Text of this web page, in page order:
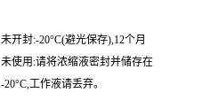
未开封:-20°C(避光保存),12个月
未使用:请将浓缩液密封并储存在
-20°C,工作液请丢弃。